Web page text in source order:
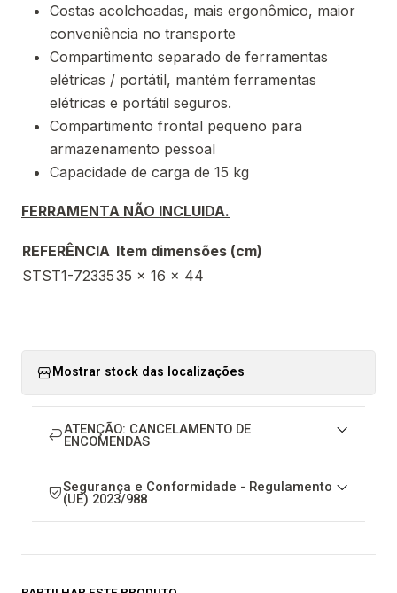
Costas acolchoadas, mais ergonômico, maior
conveniência no transporte
Compartimento separado de ferramentas
elétricas / portátil, mantém ferramentas
elétricas e portátil seguros.
Compartimento frontal pequeno para
armazenamento pessoal
Capacidade de carga de 15 kg
FERRAMENTA NÃO INCLUIDA.
REFERÊNCIA Item dimensões (cm)
STST1-7233535 x 16 x 44
Mostrar stock das localizações
ATENÇÃO: CANCELAMENTO DE
ENCOMENDAS
Segurança e Conformidade - Regulamento
(UE) 2023/988